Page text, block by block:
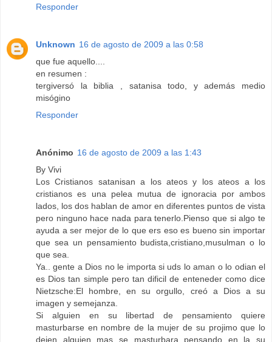
Responder
Unknown 16 de agosto de 2009 a las 0:58
que fue aquello....
en resumen :
tergiversó la biblia , satanisa todo, y además medio
misógino
Responder
Anónimo 16 de agosto de 2009 a las 1:43
By Vivi
Los Cristianos satanisan a los ateos y los ateos a los
cristianos es una pelea mutua de ignoracia por ambos
lados, los dos hablan de amor en diferentes puntos de vista
pero ninguno hace nada para tenerlo.Pienso que si algo te
ayuda a ser mejor de lo que ers eso es bueno sin importar
que sea un pensamiento budista,cristiano,musulman o lo
que sea.
Ya.. gente a Dios no le importa si uds lo aman o lo odian el
es Dios tan simple pero tan dificil de enteneder como dice
Nietzsche:El hombre, en su orgullo, creó a Dios a su
imagen y semejanza.
Si alguien en su libertad de pensamiento quiere
masturbarse en nombre de la mujer de su projimo que lo
dejen alguien mas se masturbara pensando en la su